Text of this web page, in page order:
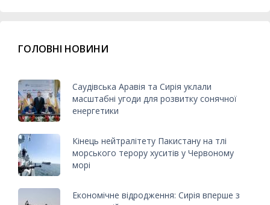
ГОЛОВНІ НОВИНИ
Саудівська Аравія та Сирія уклали
масштабні угоди для розвитку сонячної
енергетики
Кінець нейтралітету Пакистану на тлі
морського терору хуситів у Червоному
морі
Економічне відродження: Сирія вперше з